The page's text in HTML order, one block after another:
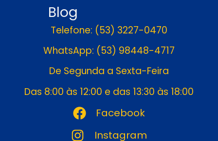
Blog
Telefone: (53) 3227-0470
WhatsApp: (53) 98448-4717
De Segunda a Sexta-Feira
Das 8:00 às 12:00 e das 13:30 às 18:00
Facebook
Instagram